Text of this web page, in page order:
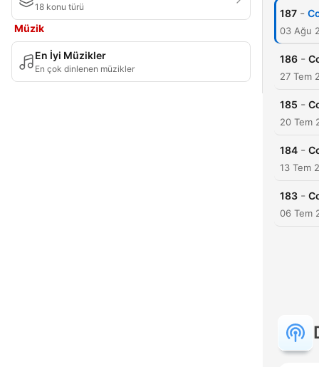
18 konu türü
Müzik
En İyi Müzikler
En çok dinlenen müzikler
187 -
03 Ağu
186 -
27 Tem
185 -
20 Tem
184 -
13 Tem
183 -
06 Tem